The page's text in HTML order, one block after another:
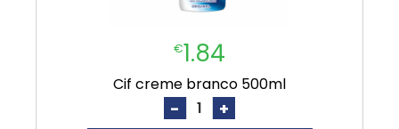
€1.84
cif creme branco 500ml
- +